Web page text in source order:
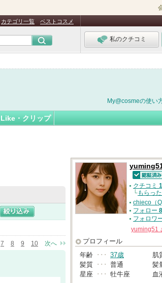
カテゴリ一覧 ベストコスメ
私のクチコミ
My@cosmeの使い
Like・クリップ
7 8 9 10 次へ
認証済
クチコミ
└もらっ
chieco（
フォロー
フォロワ
yuming51
プロフィール
年齢 ･･･ 37歳 肌
髪質 ･･･ 普通 髪
星座 ･･･ 牡牛座 血